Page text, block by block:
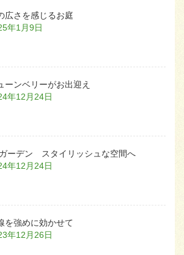
広さを感じるお庭
年1月9日
ーンベリーがお出迎え
年12月24日
ーデン スタイリッシュな空間へ
年12月24日
を強めに効かせて
年12月26日